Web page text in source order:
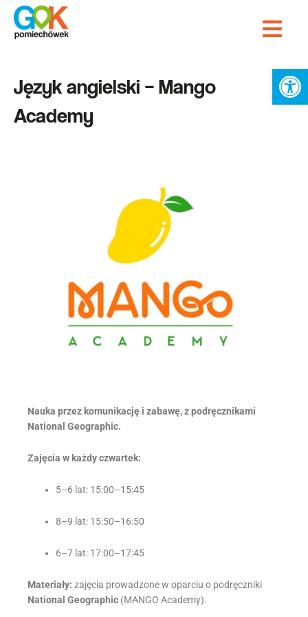
Przejdź
treści
Język angielski – Mango
Academy
Nauka przez komunikację i zabawę, z podręcznikami
National Geographic.
Zajęcia w każdy czwartek:
5–6 lat: 15:00–15:45
8–9 lat: 15:50–16:50
6–7 lat: 17:00–17:45
Materiały: zajęcia prowadzone w oparciu o podręczniki
National Geographic (MANGO Academy).